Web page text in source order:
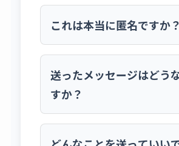
これは本当に匿名ですか？
はい、完全に匿名です。マシュ
部サービスを利用しており、私に
スなど、あなたを特定できる情
りません。安心してご利用くださ
送ったメッセージはどう
すか？
いただいたメッセージは、すべ
読ませていただきます。内容によ